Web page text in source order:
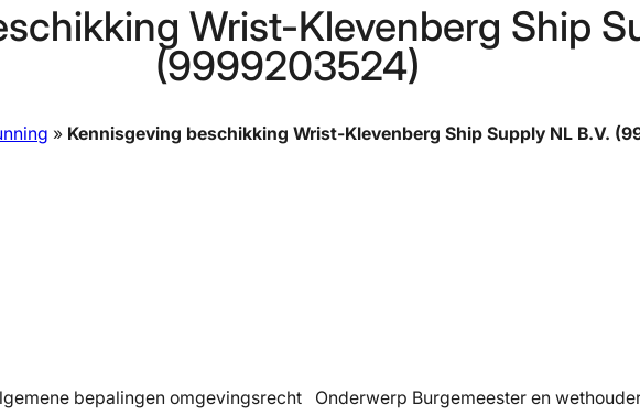
Wrist-Klevenberg Ship
(9999203524)
» Kennisgeving beschikking Wrist-Klevenberg Ship Supply NL B.V.
bepalingen omgevingsrecht Onderwerp Burgemeester en